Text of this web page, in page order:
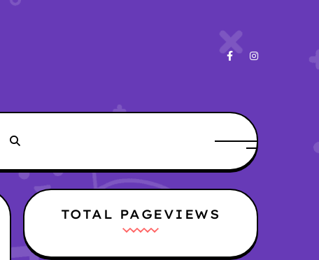
TOTAL PAGEVIEWS